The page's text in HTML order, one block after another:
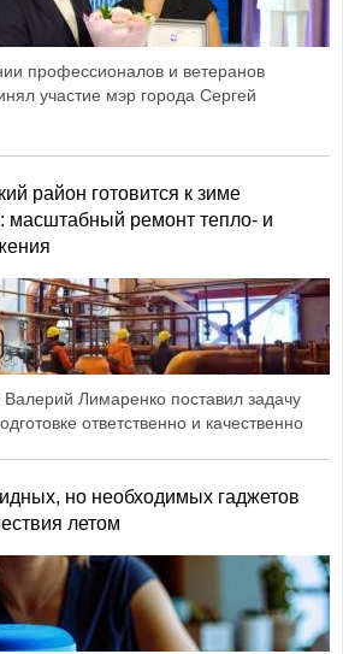
профессионалов и ветеранов
участие мэр города Сергей
район готовится к зиме
масштабный ремонт тепло- и
Валерий Лимаренко поставил задачу
ответственно и качественно
но необходимых гаджетов
летом